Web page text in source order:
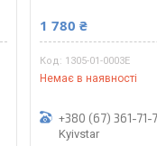
1 780 ₴
1305-01-0003E
Немає в наявності
+380 (67) 361-71-
Kyivstar